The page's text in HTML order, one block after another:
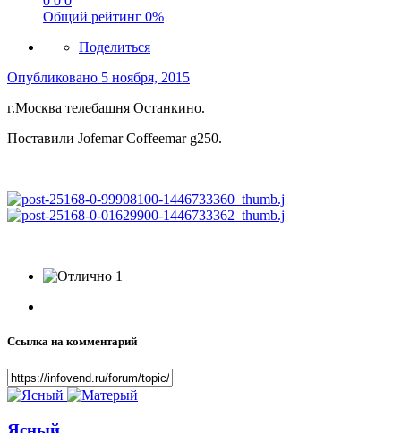
Общий рейтинг 0%
Поделиться
Опубликовано 5 ноября, 2015
г.Москва телебашня Останкино.
Поставили Jofemar Coffeemar g250.
1
Ссылка на комментарий